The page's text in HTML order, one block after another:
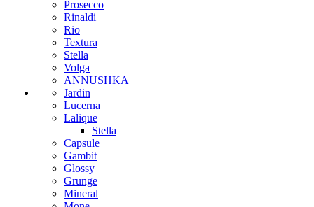
Prosecco
Rinaldi
Rio
Textura
Stella
Volga
ANNUSHKA
Jardin
Lucerna
Lalique
Stella
Capsule
Gambit
Glossy
Grunge
Mineral